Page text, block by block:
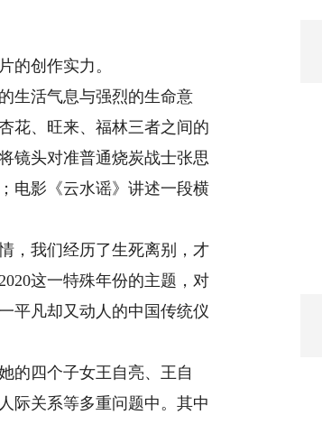
创作实力。
生活气息与强烈的生命意
花、旺来、福林三者之间的
镜头对准普通烧炭战士张思
电影《云水谣》讲述一段横
，我们经历了生死离别，才
这一特殊年份的主题，对
平凡却又动人的中国传统仪
四个子女王自亮、王自
际关系等多重问题中。其中